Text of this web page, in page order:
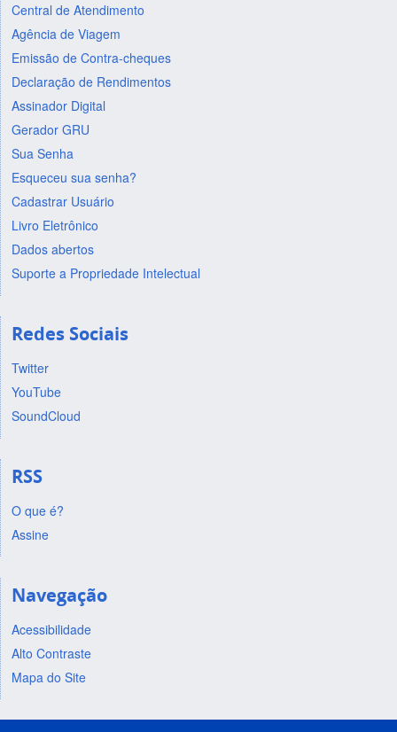
Central de Atendimento
Agência de Viagem
Emissão de Contra-cheques
Declaração de Rendimentos
Assinador Digital
Gerador GRU
Sua Senha
Esqueceu sua senha?
Cadastrar Usuário
Livro Eletrônico
Dados abertos
Suporte a Propriedade Intelectual
Redes Sociais
Twitter
YouTube
SoundCloud
RSS
O que é?
Assine
Navegação
Acessibilidade
Alto Contraste
Mapa do Site